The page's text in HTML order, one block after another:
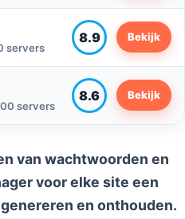
servers
8.9 Bekijk
servers
8.6 Bekijk
van wachtwoorden en
voor elke site een
en onthouden.